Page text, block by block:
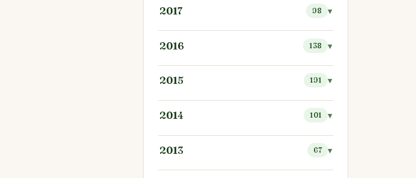
2017 98
2016 138
2015 191
2014 101
2013 67